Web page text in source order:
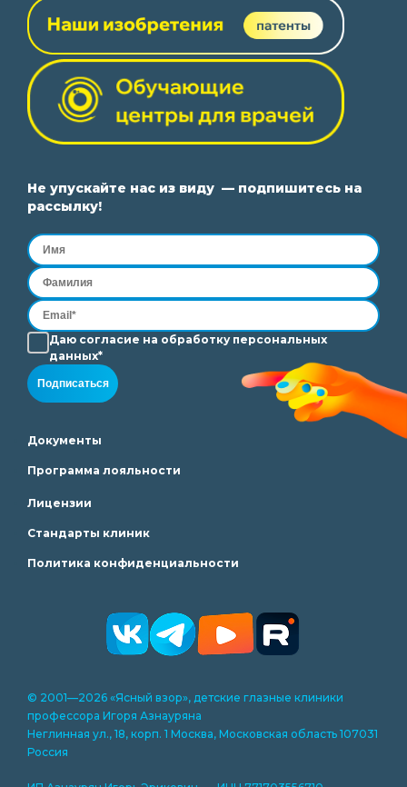
Не упускайте нас из виду — подпишитесь на
рассылку!
Даю согласие на обработкуперсональных
данных*
Подписаться
Документы
Программа лояльности
Лицензии
Стандарты клиник
Политика конфиденциальности
© 2001—2026 «Ясный взор», детские глазные клиники
профессора Игоря Азнауряна
Неглинная ул., 18, корп. 1 Москва, Московская область 107031
Россия